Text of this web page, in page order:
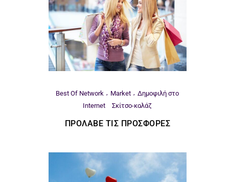
Best Of Network Market
Δημοφιλή στο
Internet
Σκίτσο-κολάζ
ΠΡΌΛΑΒΕ ΤΙΣ ΠΡΟΣΦΟΡΈΣ